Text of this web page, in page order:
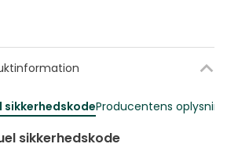
sikkerhedskodeProducentens
sikkerhedskode